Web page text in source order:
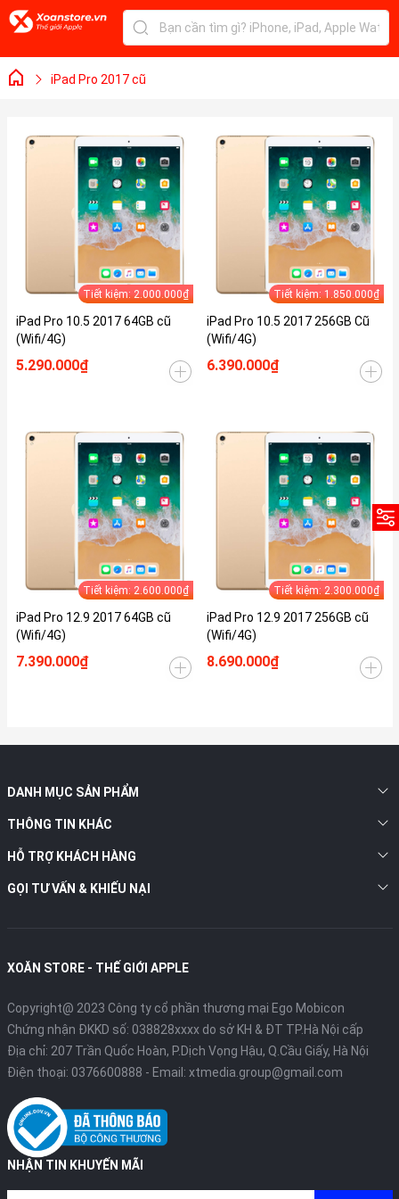
iPad Pro 2017 cũ
Tiết kiệm: 2.000.000₫
iPad Pro 10.5 2017 64GB cũ
(Wifi/4G)
5.290.000₫
Tiết kiệm: 1.850.000₫
iPad Pro 10.5 2017 256GB Cũ
(Wifi/4G)
6.390.000₫
Tiết kiệm: 2.600.000₫
iPad Pro 12.9 2017 64GB cũ
(Wifi/4G)
7.390.000₫
Tiết kiệm: 2.300.000₫
iPad Pro 12.9 2017 256GB cũ
(Wifi/4G)
8.690.000₫
DANH MỤC SẢN PHẨM
THÔNG TIN KHÁC
HỖ TRỢ KHÁCH HÀNG
GỌI TƯ VẤN & KHIẾU NẠI
XOĂN STORE - THẾ GIỚI APPLE
Copyright@ 2023 Công ty cổ phần thương mại Ego Mobicon
Chứng nhận ĐKKD số: 038828xxxx do sở KH & ĐT TP.Hà Nội cấp
Địa chỉ: 207 Trần Quốc Hoàn, P.Dịch Vọng Hậu, Q.Cầu Giấy, Hà Nội
Điện thoại: 0376600888 - Email: xtmedia.group@gmail.com
NHẬN TIN KHUYẾN MÃI